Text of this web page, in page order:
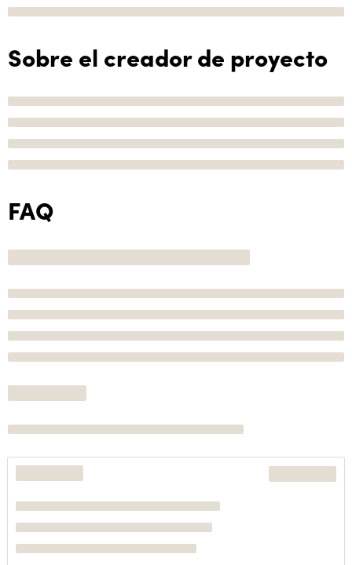
Sobre el creador de proyecto
FAQ